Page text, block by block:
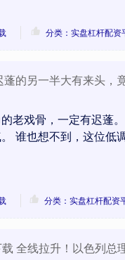
分类：实盘杠杆配资
的另一半大有来头，
老戏骨，一定有迟蓬
谁也想不到，这位低
分类：实盘杠杆配资
全线拉升！以色列总